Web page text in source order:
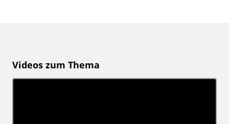
Videos zum Thema